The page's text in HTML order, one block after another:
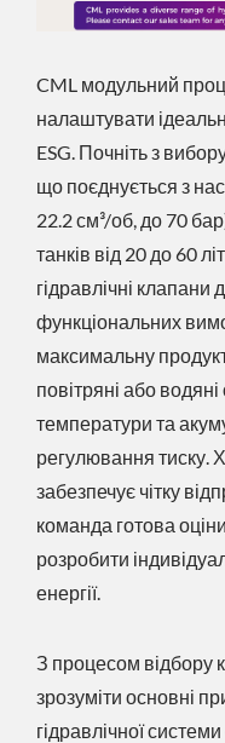
CML модульний
налаштувати
ESG. Почніть з
що поєднується з
22.2 см³/об, до 70
танків від 20 до 60
гідравлічні
функціональних
максимальну
повітряні або
температури та
регулювання тиску.
забезпечує чітку
команда готова
розробити
енергії.
З процесом відбору
зрозуміти основні
гідравлічної